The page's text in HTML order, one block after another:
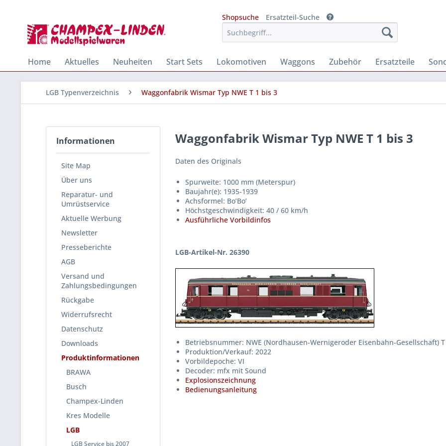
Shopsuche Ersatzteil-Suche
Home Aktuelles Neuheiten Start Sets Lokomotiven Waggons Zubehör Ersatzteile
LGB Typenverzeichnis Waggonfabrik Wismar Typ NWE T 1 bis 3
Informationen
Site Map
Über uns
Reparatur- und
Umrüstservice
Aktuelle Werbung
Newsletter
Presseberichte
AGB
Versand und
Zahlungsbedingungen
Rückgabe
Widerrufsrecht
Datenschutz
Downloads
Produktinformationen
BRAWA
Busch
Champex-Linden
Kres Modelle
LGB
LGB Service bis 2007
Waggonfabrik Wismar Typ NWE T 1 bis 3
Daten des Originals
Spurweite: 1000 mm (Meterspur)
Baujahr(e): 1935-1939
Achsformel: Bo’Bo’
Höchstgeschwindigkeit: 40 / 60 km/h
Ausführliche Vorbildinfos
LGB-Artikel-Nr. 26390
Betriebsnummer: NWE (Nordhausen-Wernigeroder Eisenbahn-Gesellschaft)
Produktion/Verkauf: 2022
Vorbildepoche: VI
Decoder: mfx mit Sound
Explosionszeichnung
Bedienungsanleitung